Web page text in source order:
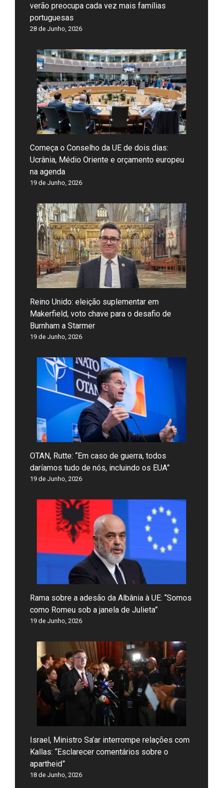
verão preocupa cada vez mais famílias
portuguesas
28 de Junho, 2026
Começa o Conselho da UE de dois dias:
Ucrânia, Médio Oriente e orçamento europeu
na agenda
19 de Junho, 2026
Reino Unido: eleição suplementar em
Makerfield, voto chave para o desafio de
Burnham a Starmer
19 de Junho, 2026
OTAN, Rutte: “Em caso de guerra, todos
daríamos tudo de nós, incluindo os EUA”
19 de Junho, 2026
Rama sobre a adesão da Albânia à UE: “Somos
como Romeu sob a janela de Julieta”
19 de Junho, 2026
Israel, Ministro Sa’ar interrompe relações com
Kallas: “Esclarecer comentários sobre o
apartheid”
18 de Junho, 2026